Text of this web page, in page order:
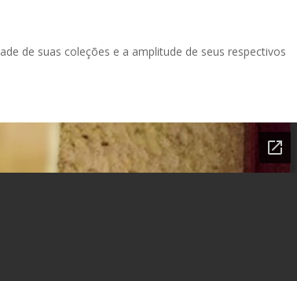
de suas coleções e a amplitude de seus respectivos